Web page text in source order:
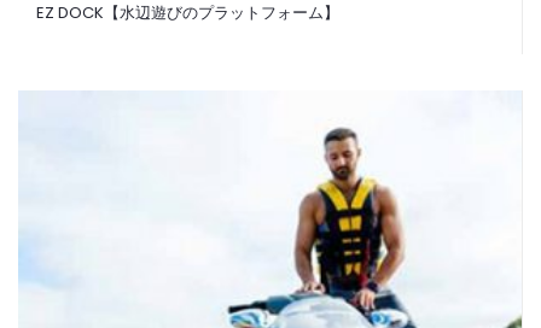
EZ DOCK【水辺遊びのプラットフォーム】